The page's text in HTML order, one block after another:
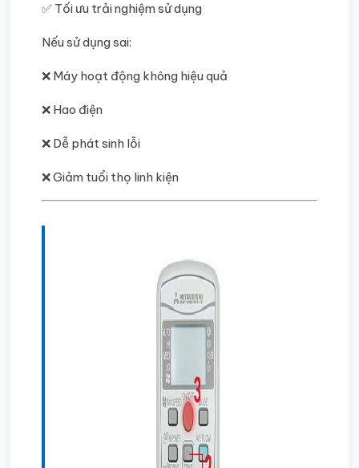
✅ Tối ưu trải nghiệm sử dụng
Nếu sử dụng sai:
❌ Máy hoạt động không hiệu quả
❌ Hao điện
❌ Dễ phát sinh lỗi
❌ Giảm tuổi thọ linh kiện